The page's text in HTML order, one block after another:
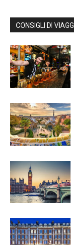
CONSIGLI DI